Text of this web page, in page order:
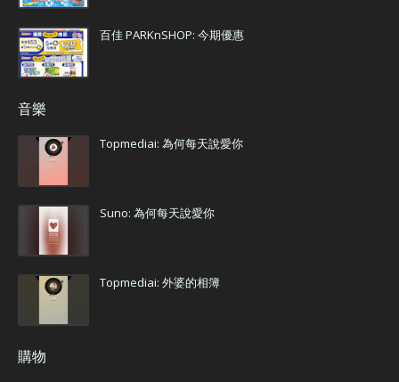
百佳 PARKnSHOP: 今期優惠
音樂
Topmediai: 為何每天說愛你
Suno: 為何每天說愛你
Topmediai: 外婆的相簿
購物